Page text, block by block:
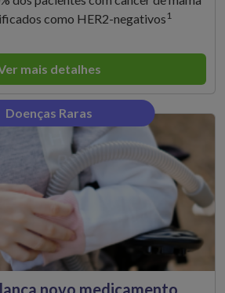
como HER2-negativos 1
mais detalhes
Doenças Raras